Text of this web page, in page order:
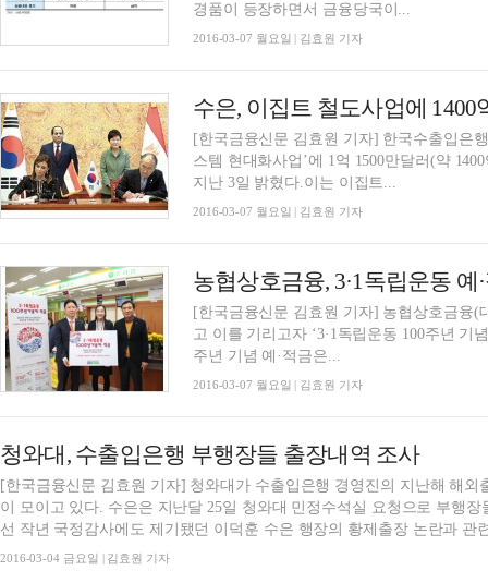
경품이 등장하면서 금융당국이...
2016-03-07 월요일 | 김효원 기자
수은, 이집트 철도사업에 1400
[한국금융신문 김효원 기자] 한국수출입은
스템 현대화사업’에 1억 1500만달러(약
지난 3일 밝혔다.이는 이집트...
2016-03-07 월요일 | 김효원 기자
농협상호금융, 3·1독립운동 예
[한국금융신문 김효원 기자] 농협상호금융(
고 이를 기리고자 ‘3·1독립운동 100주년 기
주년 기념 예·적금은...
2016-03-07 월요일 | 김효원 기자
청와대, 수출입은행 부행장들 출장내역 조사
[한국금융신문 김효원 기자] 청와대가 수출입은행 경영진의 지난해 해
이 모이고 있다. 수은은 지난달 25일 청와대 민정수석실 요청으로 부행
선 작년 국정감사에도 제기됐던 이덕훈 수은 행장의 황제출장 논란과 관
2016-03-04 금요일 | 김효원 기자